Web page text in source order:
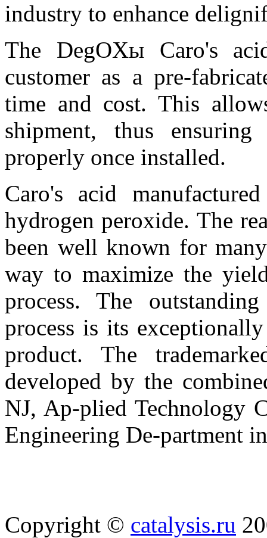
industry to enhance
The DegOXы Caro's
customer as a pre-
time and cost. This
shipment, thus
properly once installed.
Caro's acid
hydrogen peroxide. The
been well known for
way to maximize the
process. The
process is its
product. The
developed by the
NJ, Ap-plied Technology
Engineering De-partment
Copyright © catalysis.ru